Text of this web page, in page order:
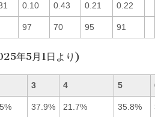
0.10 0.43 0.21 0.22
97 70 95 91
年5月1日より)
3 4 5 6
37.9% 21.7% 35.8%